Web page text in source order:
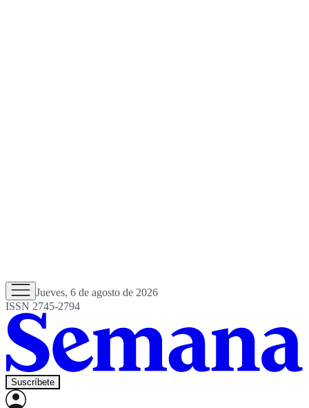
Jueves, 6 de agosto de 2026
ISSN 2745-2794
Suscríbete